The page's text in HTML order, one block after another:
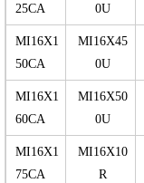
25CA
0U
MI16X1
50CA
MI16X45
0U
MI16X1
60CA
MI16X50
0U
MI16X1
75CA
MI16X10
R